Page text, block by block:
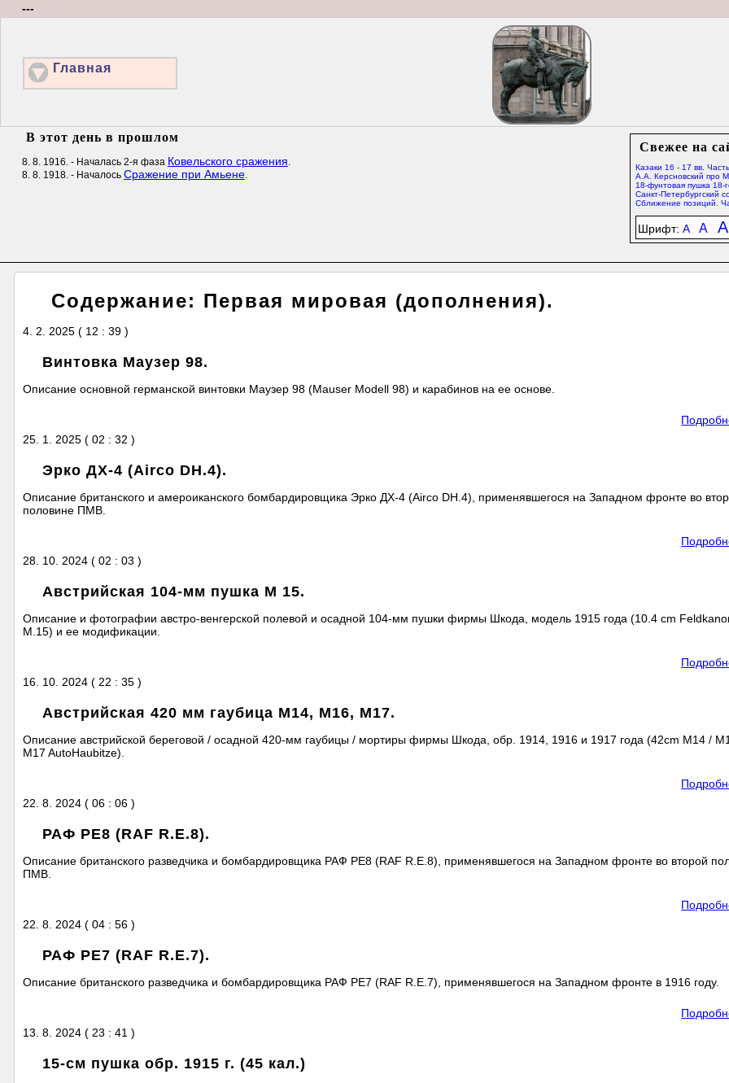
---
Главная
Свежее на
Казаки 16 - 17 вв.
А.А. Керсновский про
18-фунтовая пушка 18-
Санкт-Петербургский
Сближение позиций.
Шрифт:A A A
В этот день в прошлом
8. 8. 1916. - Началась 2-я фаза Ковельского сражения.
8. 8. 1918. - Началось Сражение при Амьене.
Содержание: Первая мировая (дополнения).
4. 2. 2025 ( 12 : 39 )
Винтовка Маузер 98.
Описание основной германской винтовки Маузер 98 (Mauser Modell 98) и карабинов на ее основе.
25. 1. 2025 ( 02 : 32 )
Эрко ДХ-4 (Airco DH.4).
Описание британского и амероиканского бомбардировщика Эрко ДХ-4 (Airco DH.4), применявшегося на Западном фронте во
половине ПМВ.
28. 10. 2024 ( 02 : 03 )
Австрийская 104-мм пушка М 15.
Описание и фотографии австро-венгерской полевой и осадной 104-мм пушки фирмы Шкода, модель 1915 года (10.4 cm
M.15) и ее модификации.
16. 10. 2024 ( 22 : 35 )
Австрийская 420 мм гаубица М14, М16, М17.
Описание австрийской береговой / осадной 420-мм гаубицы / мортиры фирмы Шкода, обр. 1914, 1916 и 1917 года (42cm M14 /
M17 AutoHaubitze).
22. 8. 2024 ( 06 : 06 )
РАФ РЕ8 (RAF R.E.8).
Описание британского разведчика и бомбардировщика РАФ РЕ8 (RAF R.E.8), применявшегося на Западном фронте во второй
ПМВ.
22. 8. 2024 ( 04 : 56 )
РАФ РЕ7 (RAF R.E.7).
Описание британского разведчика и бомбардировщика РАФ РЕ7 (RAF R.E.7), применявшегося на Западном фронте в 1916 году.
13. 8. 2024 ( 23 : 41 )
15-см пушка обр. 1915 г. (45 кал.)